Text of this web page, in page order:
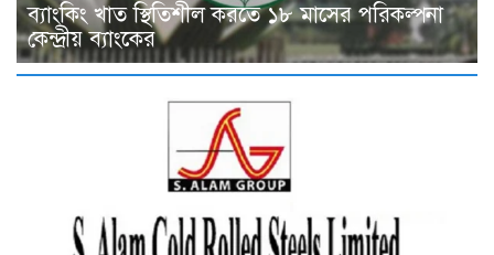
ব্যাংকিং খাত স্থিতিশীল করতে ১৮ মাসের পরিকল্পনা
কেন্দ্রীয় ব্যাংকের